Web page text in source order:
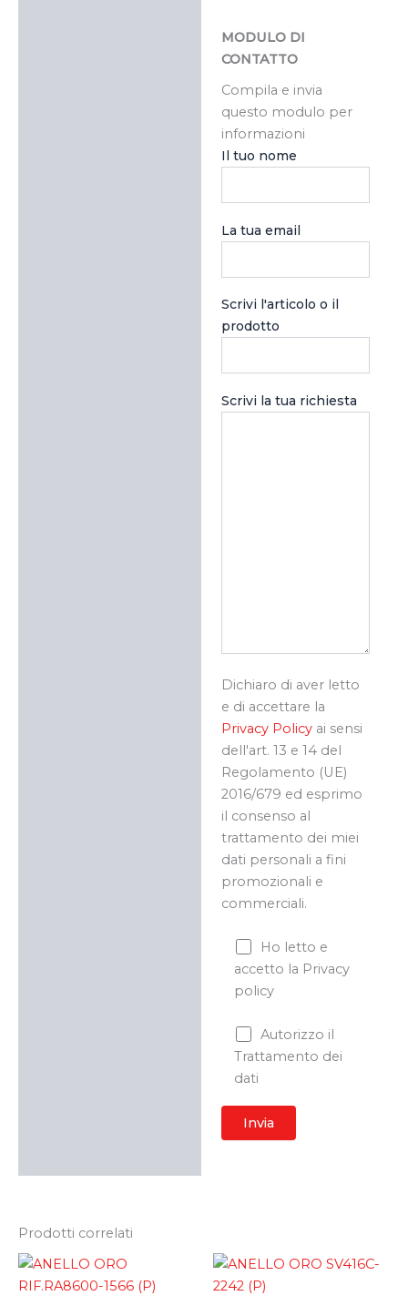
MODULO DI
CONTATTO
Compila e invia
questo modulo per
informazioni
Il tuo nome
La tua email
Scrivi l'articolo o il
prodotto
Scrivi la tua richiesta
Dichiaro di aver letto
e di accettare la
Privacy Policyai sensi
dell'art. 13 e 14 del
Regolamento (UE)
2016/679 ed esprimo
il consenso al
trattamento dei miei
dati personali a fini
promozionali e
commerciali.
Ho letto e
accetto la Privacy
policy
Autorizzo il
Trattamento dei
dati
Prodotti correlati